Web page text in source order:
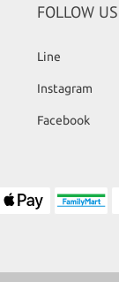
FOLLOW US
Line
Instagram
Facebook